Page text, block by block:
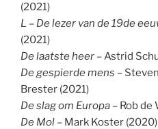
(2021)
L – De lezer van de 19de
(2021)
De laatste heer – Astrid
De gespierde mens –
Brester (2021)
De slag om Europa – Rob de
De Mol – Mark Koster (2020)